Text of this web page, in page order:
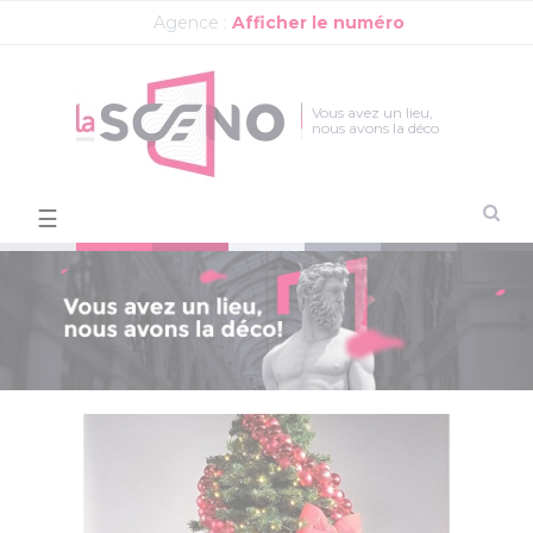
Agence : Afficher le numéro
Vous avez un lieu,
nous avons la déco
Basculer
navigation
☰